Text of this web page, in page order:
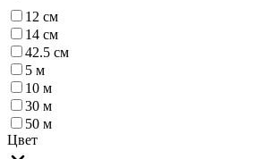
12 см
14 см
42.5 см
5 м
10 м
30 м
50 м
Цвет